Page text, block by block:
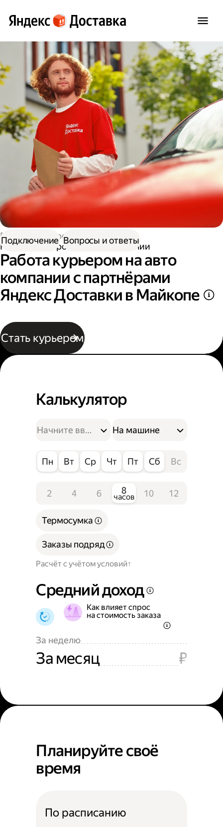
Работа курьером
Работа курьером на авто компании
Работа курьером на авто
компании с партнёрами
Яндекс Доставки в Майкопе
Стать курьером
Подключение Вопросы и ответы
Калькулятор
На машине
Пн Вт Ср Чт Пт Сб Вс
2 4 6 8
часов 10 12
Расчёт с учётом условий
Термосумка
Заказы подряд
Средний доход
Как влияет спрос
на стоимость заказа
За неделю
За месяц ₽
Планируйте своё
время
По расписанию